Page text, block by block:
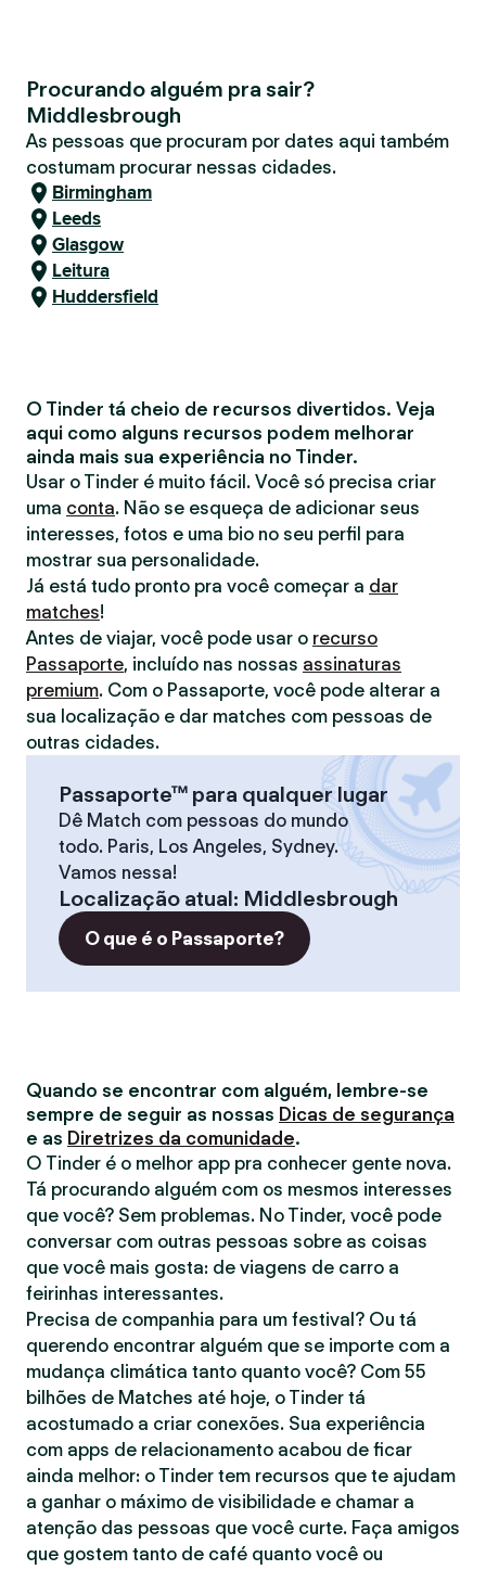
Procurando alguém pra sair?
Middlesbrough
As pessoas que procuram por dates aqui também
costumam procurar nessas cidades.
Birmingham
Leeds
Glasgow
Leitura
Huddersfield
O Tinder tá cheio de recursos divertidos. Veja
aqui como alguns recursos podem melhorar
ainda mais sua experiência no Tinder.
Usar o Tinder é muito fácil. Você só precisa criar
uma conta. Não se esqueça de adicionar seus
interesses, fotos e uma bio no seu perfil para
mostrar sua personalidade.
Já está tudo pronto pra você começar a dar
matches!
Antes de viajar, você pode usar o recurso
Passaporte, incluído nas nossas assinaturas
premium. Com o Passaporte, você pode alterar a
sua localização e dar matches com pessoas de
outras cidades.
Passaporte™ para qualquer lugar
Dê Match com pessoas do mundo
todo. Paris, Los Angeles, Sydney.
Vamos nessa!
Localização atual: Middlesbrough
O que é o Passaporte?
Quando se encontrar com alguém, lembre-se
sempre de seguir as nossas Dicas de segurança
e as Diretrizes da comunidade.
O Tinder é o melhor app pra conhecer gente nova.
Tá procurando alguém com os mesmos interesses
que você? Sem problemas. No Tinder, você pode
conversar com outras pessoas sobre as coisas
que você mais gosta: de viagens de carro a
feirinhas interessantes.
Precisa de companhia para um festival? Ou tá
querendo encontrar alguém que se importe com a
mudança climática tanto quanto você? Com 55
bilhões de Matches até hoje, o Tinder tá
acostumado a criar conexões. Sua experiência
com apps de relacionamento acabou de ficar
ainda melhor: o Tinder tem recursos que te ajudam
a ganhar o máximo de visibilidade e chamar a
atenção das pessoas que você curte. Faça amigos
que gostem tanto de café quanto você ou